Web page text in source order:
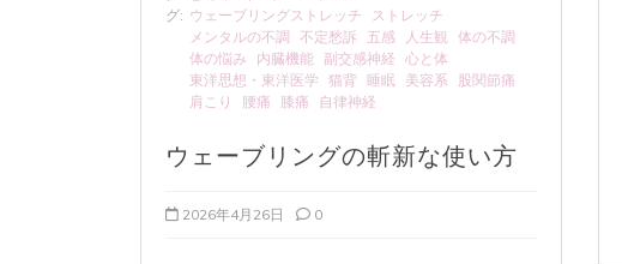
グ: ウェーブリングストレッチ
ストレッチ
メンタルの不調
不定愁訴 五感 人生観
体の不調
体の悩み
内臓機能 副交感神経 心と体
東洋思想・東洋医学 猫背 睡眠 美容系
股関節痛
肩こり
腰痛 膝痛 自律神経
ウェーブリングの斬新な使い方
2026年4月26日 0